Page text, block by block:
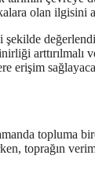
olan ilgisini
arttırılmalı
erişim
topluma
toprağın